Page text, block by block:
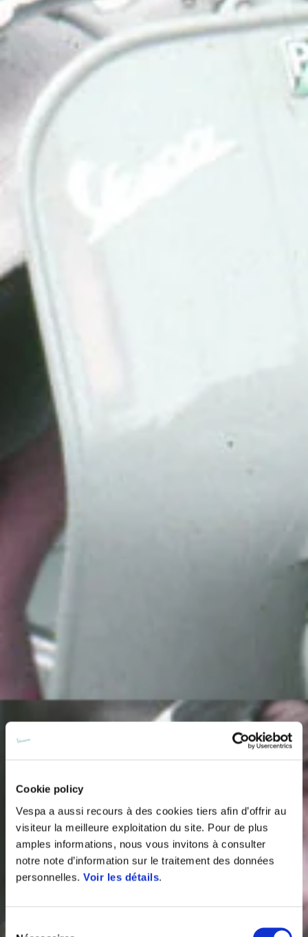
Cookie policy
Vespa a aussi recours à des cookies tiers afin d’offrir au
visiteur la meilleure exploitation du site. Pour de plus
amples informations, nous vous invitons à consulter
notre note d’information sur le traitement des données
personnelles. Voir les détails.